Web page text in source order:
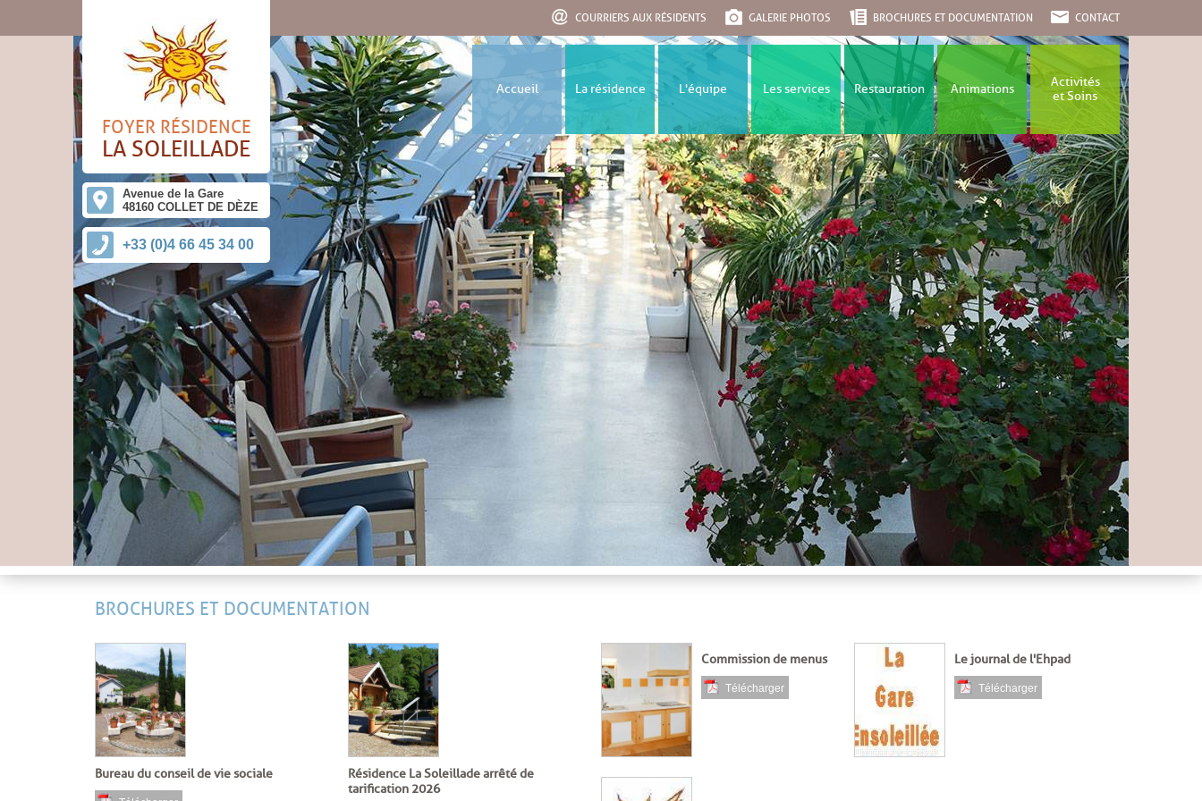
CONTACT
BROCHURES ET DOCUMENTATION
GALERIE PHOTOS
COURRIERS AUX RÉSIDENTS
FOYER RÉSIDENCE
LA SOLEILLADE
Avenue de la Gare
48160 COLLET DE DÈZE
+33 (0)4 66 45 34 00
Accueil La résidence L'équipe Les services Restauration Animations
Activités
et Soins
BROCHURES ET DOCUMENTATION
Bureau du conseil de vie sociale
Résidence La Soleillade arrêté de
tarification 2026
Commission de menus
Télécharger
Le journal de l'Ehpad
Télécharger